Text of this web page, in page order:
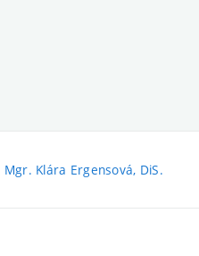
Mgr. Klára Ergensová, DiS.